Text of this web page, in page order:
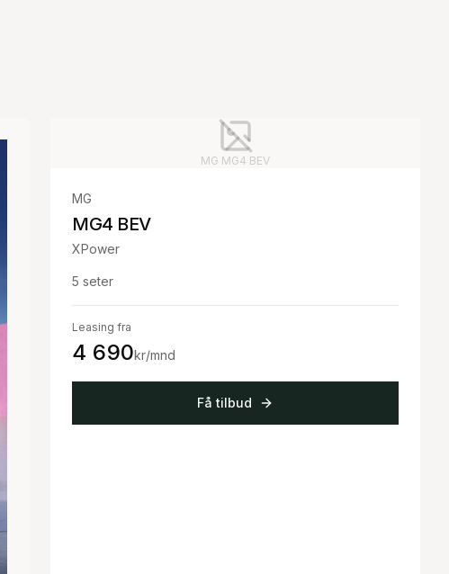
MG MG4 BEV
MG
MG4 BEV
XPower
5 seter
Leasing fra
4 690kr/mnd
Få tilbud